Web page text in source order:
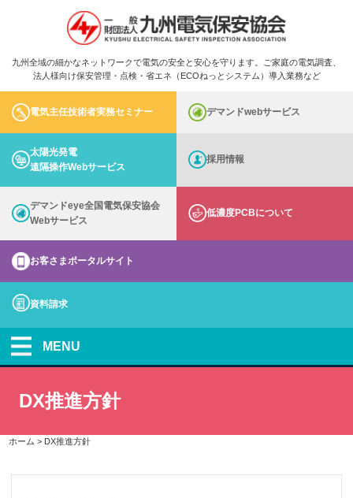
九州全域の細かなネットワークで電気の安全と安心を守ります。ご家庭の電気調査、
法人様向け保安管理・点検・省エネ（ECOねっとシステム）導入業務など
電気主任技術者実務セミナー デマンドwebサービス
太陽光発電
遠隔操作Webサービス
採用情報
デマンドeye全国電気保安協会
Webサービス
低濃度PCBについて
お客さまポータルサイト
資料請求
MENU
DX推進方針
ホーム > DX推進方針